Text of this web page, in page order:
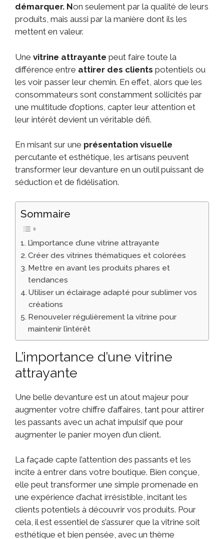
démarquer. Non seulement par la qualité de leurs
produits, mais aussi par la manière dont ils les
mettent en valeur.
Une vitrine attrayante peut faire toute la
différence entre attirer des clients potentiels ou
les voir passer leur chemin. En effet, alors que les
consommateurs sont constamment sollicités par
une multitude d’options, capter leur attention et
leur intérêt devient un véritable défi.
En misant sur une présentation visuelle
percutante et esthétique, les artisans peuvent
transformer leur devanture en un outil puissant de
séduction et de fidélisation.
Sommaire
L’importance d’une vitrine attrayante
Créer des vitrines thématiques et colorées
Mettre en avant les produits phares et
tendances
Utiliser un éclairage adapté pour sublimer vos
créations
Renouveler régulièrement la vitrine pour
maintenir l’intérêt
L’importance d’une vitrine
attrayante
Une belle devanture est un atout majeur pour
augmenter votre chiffre d’affaires, tant pour attirer
les passants avec un achat impulsif que pour
augmenter le panier moyen d’un client.
La façade capte l’attention des passants et les
incite à entrer dans votre boutique. Bien conçue,
elle peut transformer une simple promenade en
une expérience d’achat irrésistible, incitant les
clients potentiels à découvrir vos produits. Pour
cela, il est essentiel de s’assurer que la vitrine soit
esthétique et bien pensée, avec un thème